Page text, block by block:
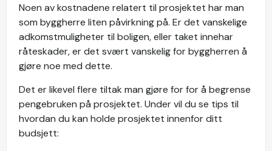
Noen av kostnadene relatert til prosjektet har man
som byggherre liten påvirkning på. Er det vanskelige
adkomstmuligheter til boligen, eller taket innehar
råteskader, er det svært vanskelig for byggherren å
gjøre noe med dette.
Det er likevel flere tiltak man gjøre for for å begrense
pengebruken på prosjektet. Under vil du se tips til
hvordan du kan holde prosjektet innenfor ditt
budsjett: